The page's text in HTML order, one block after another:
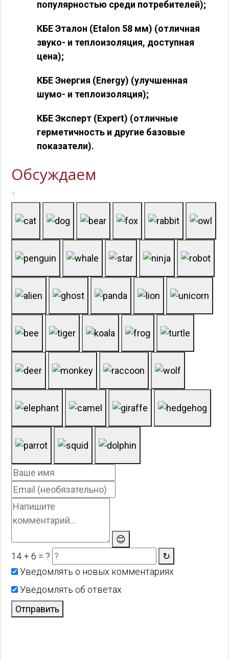
популярностью среди потребителей);
КБЕ Эталон (Etalon 58 мм) (отличная
звуко- и теплоизоляция, доступная
цена);
КБЕ Энергия (Energy) (улучшенная
шумо- и теплоизоляция);
КБЕ Эксперт (Expert) (отличные
герметичность и другие базовые
показатели).
Обсуждаем
?
😊
14 + 6 = ?
↻
Уведомлять о новых комментариях
Уведомлять об ответах
Отправить